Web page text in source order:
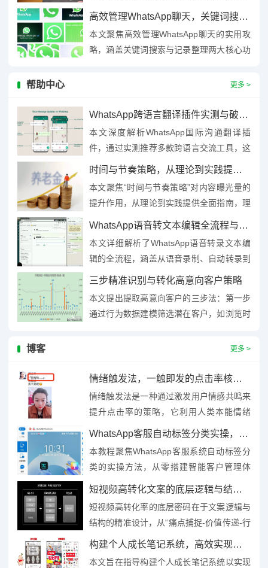
通过明确品牌核心价值、定位目标受众、设
高效管理WhatsApp聊天，关键词搜索与记录整理全攻略
本文聚焦高效管理WhatsApp聊天的实用攻
略，涵盖关键词搜索与记录整理两大核心功
帮助中心 更多 >
WhatsApp跨语言翻译插件实测与破壁解析
本文深度解析WhatsApp国际沟通翻译插
件，通过实测推荐多款跨语言交流工具，这
些插件支持实时翻译、语音转文字等功能，
时间与节奏策略，从理论到实践提升内容曝光量的全面指南
本文聚焦“时间与节奏策略”对内容曝光量的
提升作用，从理论到实践提供全面指南，理
论层面，分析用户活跃时段、内容生命周期
WhatsApp语音转文本编辑全流程与高效技巧深度解析
本文详细解析了WhatsApp语音转录文本编
辑的全流程，涵盖从语音录制、自动转录到
人工校对的核心步骤，分享了高效编辑技
三步精准识别与转化高意向客户策略
本文提出提取高意向客户的三步法：第一步
通过行为数据建模筛选潜在客户，如浏览时
博客 更多 >
情绪触发法，一触即发的点击率核爆密码
情绪触发法是一种通过激发用户情感共鸣来
提升点击率的策略，它利用人类本能情绪
（如好奇、恐惧、喜悦等）设计内容，如悬
WhatsApp客服自动标签分类实操，零基础搭建智能客户管理体系
本教程聚焦WhatsApp客服系统自动标签分
类的实操方法，从零搭建智能客户管理体
系，内容涵盖标签规则设定、关键词提取、
短视频高转化文案的底层逻辑与结构密码
短视频高转化率的底层密码在于文案逻辑与
结构的精准设计，从“痛点捕捉-价值传递-行
动引导”三段式结构切入，通过开篇5秒黄金
构建个人成长笔记系统，高效实现知识复用新路径
本文旨在指导构建个人成长笔记系统以实现